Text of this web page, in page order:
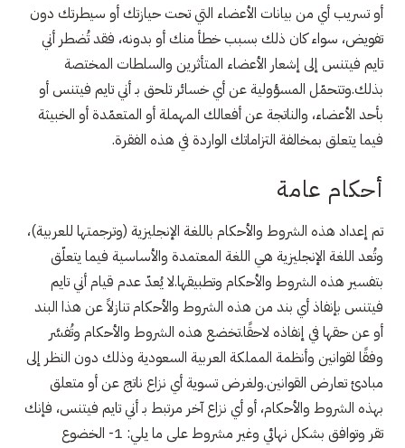
أو تسريب أي من بيانات الأعضاء التي تحت حيازتك أو سيطرتك دون
تفويض، سواء كان ذلك بسبب خطأ منك أو بدونه، فقد تُضطر أني
تايم فيتنس إلى إشعار الأعضاء المتأثرين والسلطات المختصة
بذلك.وتتحمّل المسؤولية عن أي خسائر تلحق بـ أني تايم فيتنس أو
بأحد الأعضاء، والناتجة عن أفعالك المهملة أو المتعمّدة أو الخبيثة
فيما يتعلق بمخالفة التزاماتك الواردة في هذه الفقرة.
أحكام عامة
تم إعداد هذه الشروط والأحكام باللغة الإنجليزية (وترجمتها للعربية)،
وتُعد اللغة الإنجليزية هي اللغة المعتمدة والأساسية فيما يتعلّق
بتفسير هذه الشروط والأحكام وتطبيقها.لا يُعدّ عدم قيام أني تايم
فيتنس بإنفاذ أي بند من هذه الشروط والأحكام تنازلاً عن هذا البند
أو عن حقها في إنفاذه لاحقًا.تخضع هذه الشروط والأحكام وتُفسَّر
وفقًا لقوانين وأنظمة المملكة العربية السعودية وذلك دون النظر إلى
مبادئ تعارض القوانين.ولغرض تسوية أي نزاع ناتج عن أو متعلق
بهذه الشروط والأحكام، أو أي نزاع آخر مرتبط بـ أني تايم فيتنس، فإنك
تقر وتوافق بشكل نهائي وغير مشروط على ما يلي: 1- الخضوع